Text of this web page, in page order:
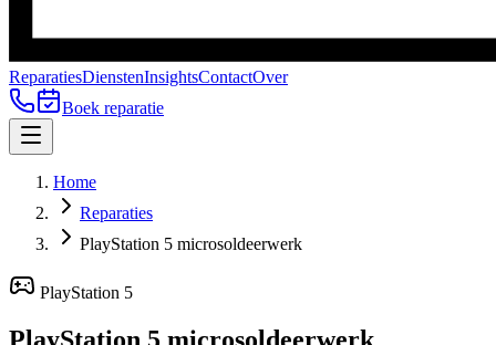
ReparatiesDienstenInsightsContactOver
Boek reparatie
Home
Reparaties
PlayStation 5 microsoldeerwerk
PlayStation 5